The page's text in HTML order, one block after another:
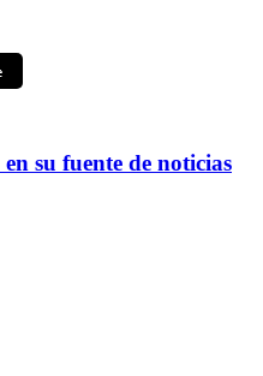
en su fuente de noticias